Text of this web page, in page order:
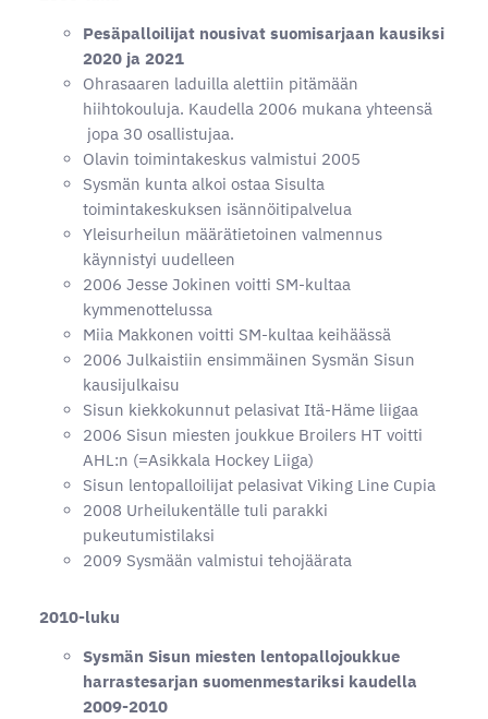
Pesäpalloilijat nousivat suomisarjaan kausiksi
2020 ja 2021
Ohrasaaren laduilla alettiin pitämään
hiihtokouluja. Kaudella 2006 mukana yhteensä
jopa 30 osallistujaa.
Olavin toimintakeskus valmistui 2005
Sysmän kunta alkoi ostaa Sisulta
toimintakeskuksen isännöitipalvelua
Yleisurheilun määrätietoinen valmennus
käynnistyi uudelleen
2006 Jesse Jokinen voitti SM-kultaa
kymmenottelussa
Miia Makkonen voitti SM-kultaa keihäässä
2006 Julkaistiin ensimmäinen Sysmän Sisun
kausijulkaisu
Sisun kiekkokunnut pelasivat Itä-Häme liigaa
2006 Sisun miesten joukkue Broilers HT voitti
AHL:n (=Asikkala Hockey Liiga)
Sisun lentopalloilijat pelasivat Viking Line Cupia
2008 Urheilukentälle tuli parakki
pukeutumistilaksi
2009 Sysmään valmistui tehojäärata
2010-luku
Sysmän Sisun miesten lentopallojoukkue
harrastesarjan suomenmestariksi kaudella
2009-2010